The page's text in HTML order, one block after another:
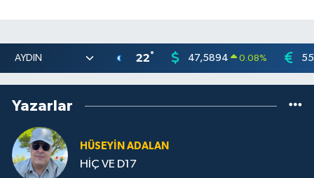
22° 47,5894 0.08%
Yazarlar
HÜSEYIN ADALAN
HİÇ VE D17